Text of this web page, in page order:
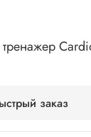
заказ